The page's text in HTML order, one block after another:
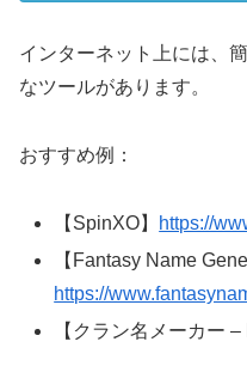
インターネット上には、
なツールがあります。
おすすめ例：
【SpinXO】
https://
【Fantasy Name
https://
【クラン名メーカー